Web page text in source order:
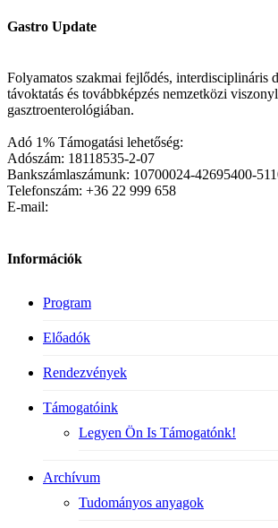
Gastro Update
Folyamatos szakmai fejlődés, interdisciplináris
távoktatás és továbbképzés nemzetközi
gasztroenterológiában.
Adó 1% Támogatási lehetőség:
Adószám: 18118535-2-07
Bankszámlaszámunk: 10700024-42695400-
Telefonszám: +36 22 999 658
E-mail:
Információk
Program
Előadók
Rendezvények
Támogatóink
Legyen Ön Is Támogatónk!
Archívum
Tudományos anyagok